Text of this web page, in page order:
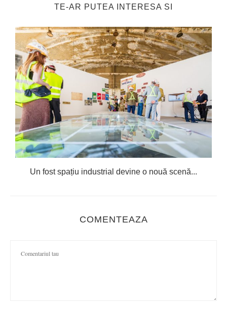
TE-AR PUTEA INTERESA SI
Un fost spațiu industrial devine o nouă scenă...
COMENTEAZA